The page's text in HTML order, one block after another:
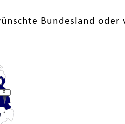
Bundesland
0